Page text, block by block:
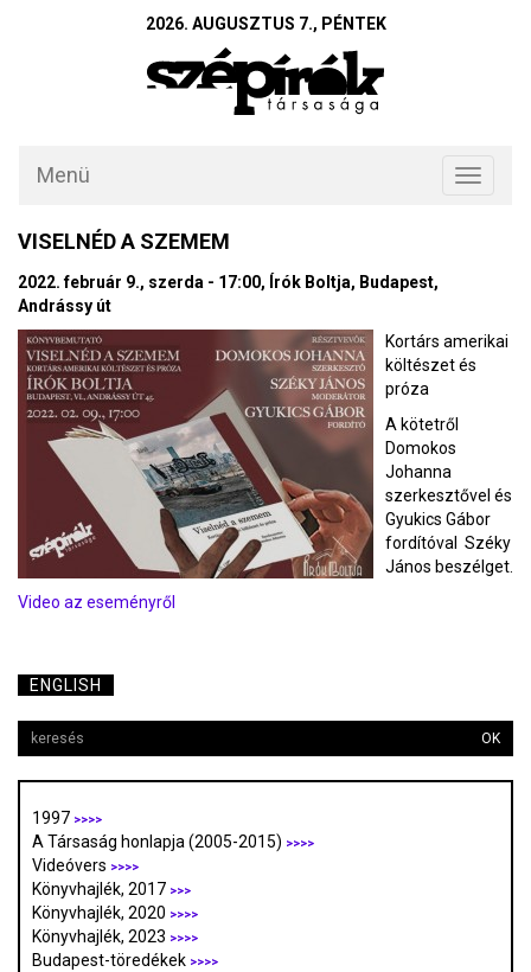
2026. AUGUSZTUS 7., PÉNTEK
Toggle
Menü
VISELNÉD A SZEMEM
2022. február 9., szerda - 17:00, Írók Boltja, Budapest,
Andrássy út
Kortárs amerikai
költészet és
próza
A kötetről
Domokos
Johanna
szerkesztővel és
Gyukics Gábor
fordítóval Széky
János beszélget.
Video az eseményről
ENGLISH
OK
1997 >>>>
A Társaság honlapja (2005-2015) >>>>
Videóvers >>>>
Könyvhajlék, 2017 >>>
Könyvhajlék, 2020 >>>>
Könyvhajlék, 2023 >>>>
Budapest-töredékek >>>>